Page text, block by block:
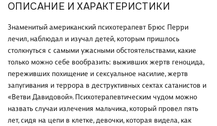
ОПИСАНИЕ И ХАРАКТЕРИСТИКИ
Знаменитый американский психотерапевт Брюс Перри
лечил, наблюдал и изучал детей, которым пришлось
столкнуться с самыми ужасными обстоятельствами, какие
только можно себе вообразить: выживших жертв геноцида,
переживших похищение и сексуальное насилие, жертв
запугивания и террора в деструктивных сектах сатанистов и
«Ветви Давидовой». Психотерапевтическим чудом можно
назвать случаи излечения мальчика, который провел пять
лет, сидя на цепи в клетке, девочки, которая видела, как